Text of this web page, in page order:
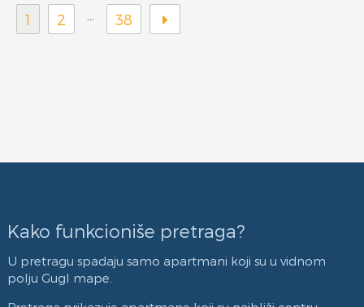
1 2 38
Kako funkcioniše pretraga?
U pretragu spadaju samo apartmani koji su u vidnom
polju Gugl mape.